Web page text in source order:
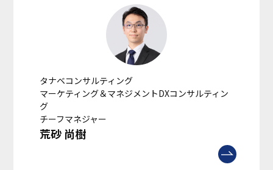
タナベコンサルティング
マーケティング＆マネジメントDXコンサルティン
グ
チーフマネジャー
荒砂 尚樹